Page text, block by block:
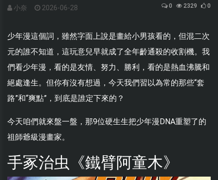
小奈 2026-06-28 0 2329 0
少年漫這個詞，雖然字面上說是畫給小男孩看的，但混二次
元的誰不知道，這玩意兒早就成了全年齡通殺的收割機。我
們看少年漫，看的是友情、努力、勝利，看的是熱血沸騰和
絕處逢生。但你有沒有想過，今天我們習以為常的那些“套
路”和“爽點”，到底是誰定下來的？
今天咱們就來盤一盤，那9位硬生生把少年漫DNA重塑了的
祖師爺級漫畫家。
手冢治虫《鐵臂阿童木》